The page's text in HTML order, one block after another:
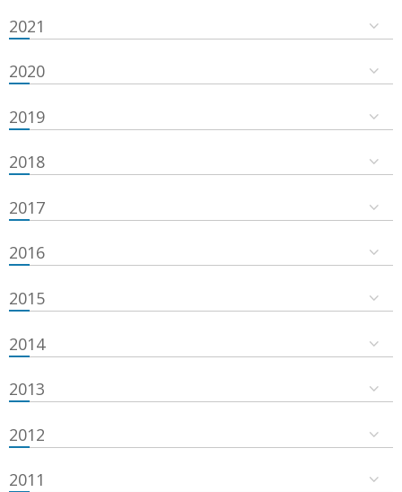
2021
2020
2019
2018
2017
2016
2015
2014
2013
2012
2011